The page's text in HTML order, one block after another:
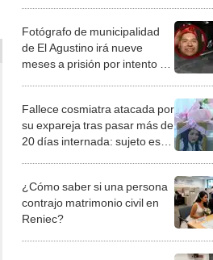
Fotógrafo de municipalidad
de El Agustino irá nueve
meses a prisión por intento de
Fallece cosmiatra atacada por
su expareja tras pasar más de
20 días internada: sujeto está
¿Cómo saber si una persona
contrajo matrimonio civil en
Reniec?